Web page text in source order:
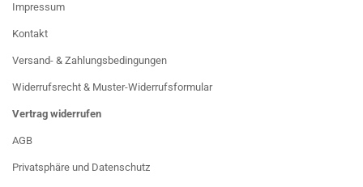
Impressum
Kontakt
Versand- & Zahlungsbedingungen
Widerrufsrecht & Muster-Widerrufsformular
Vertrag widerrufen
AGB
Privatsphäre und Datenschutz